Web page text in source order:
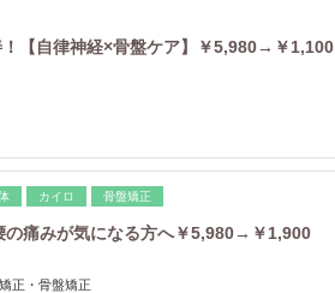
【自律神経×骨盤ケア】￥5,980→￥1,100
カイロ 骨盤矯正
の痛みが気になる方へ￥5,980→￥1,900
正・骨盤矯正